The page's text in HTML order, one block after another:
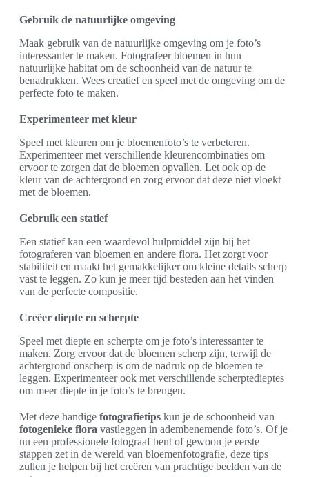
Gebruik de natuurlijke omgeving
Maak gebruik van de natuurlijke omgeving om je foto’s
interessanter te maken. Fotografeer bloemen in hun
natuurlijke habitat om de schoonheid van de natuur te
benadrukken. Wees creatief en speel met de omgeving om de
perfecte foto te maken.
Experimenteer met kleur
Speel met kleuren om je bloemenfoto’s te verbeteren.
Experimenteer met verschillende kleurencombinaties om
ervoor te zorgen dat de bloemen opvallen. Let ook op de
kleur van de achtergrond en zorg ervoor dat deze niet vloekt
met de bloemen.
Gebruik een statief
Een statief kan een waardevol hulpmiddel zijn bij het
fotograferen van bloemen en andere flora. Het zorgt voor
stabiliteit en maakt het gemakkelijker om kleine details scherp
vast te leggen. Zo kun je meer tijd besteden aan het vinden
van de perfecte compositie.
Creëer diepte en scherpte
Speel met diepte en scherpte om je foto’s interessanter te
maken. Zorg ervoor dat de bloemen scherp zijn, terwijl de
achtergrond onscherp is om de nadruk op de bloemen te
leggen. Experimenteer ook met verschillende scherptedieptes
om meer diepte in je foto’s te brengen.
Met deze handige fotografietips kun je de schoonheid van
fotogenieke flora vastleggen in adembenemende foto’s. Of je
nu een professionele fotograaf bent of gewoon je eerste
stappen zet in de wereld van bloemenfotografie, deze tips
zullen je helpen bij het creëren van prachtige beelden van de